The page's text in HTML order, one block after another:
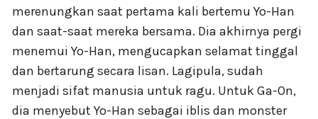
merenungkan saat pertama kali bertemu Yo-Han
dan saat-saat mereka bersama. Dia akhirnya pergi
menemui Yo-Han, mengucapkan selamat tinggal
dan bertarung secara lisan. Lagipula, sudah
menjadi sifat manusia untuk ragu. Untuk Ga-On,
dia menyebut Yo-Han sebagai iblis dan monster